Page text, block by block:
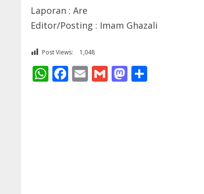
Laporan : Are
Editor/Posting : Imam Ghazali
Post Views: 1,048
WhatsApp
Facebook
EmailGmailMastodon